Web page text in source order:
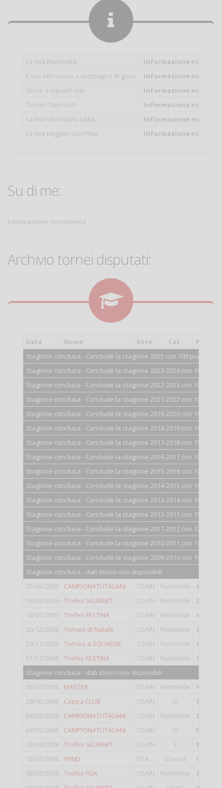
La mia Racchetta:
Informazione non
Il mio Allenatore o compagno di gioco:
Informazione non
Gioco a squash dal:
Informazione non
Tornei/Titoli vinti:
Informazione non
La mia vittoria più bella:
Informazione non
La mia peggior sconfitta:
Informazione non
Su di me:
Informazione non inserita
Archivio tornei disputati:
Data Nome Ente Cat.
Stagione conclusa - Conclude la stagione 2025 con 100 punti.
Stagione conclusa - Conclude la stagione 2023-2024 con 100 punti.
Stagione conclusa - Conclude la stagione 2022-2023 con 100 punti.
Stagione conclusa - Conclude la stagione 2021-2022 con 100 punti.
Stagione conclusa - Conclude la stagione 2019-2020 con 100 punti.
Stagione conclusa - Conclude la stagione 2018-2019 con 100 punti.
Stagione conclusa - Conclude la stagione 2017-2018 con 100 punti.
Stagione conclusa - Conclude la stagione 2016-2017 con 100 punti.
Stagione conclusa - Conclude la stagione 2015-2016 con 100 punti.
Stagione conclusa - Conclude la stagione 2014-2015 con 101 punti.
Stagione conclusa - Conclude la stagione 2013-2014 con 103 punti.
Stagione conclusa - Conclude la stagione 2012-2013 con 108 punti.
Stagione conclusa - Conclude la stagione 2011-2012 con 124 punti.
Stagione conclusa - Conclude la stagione 2010-2011 con 147 punti.
Stagione conclusa - Conclude la stagione 2009-2010 con 194 punti.
Stagione conclusa - dati storici non disponibili
25/04/2009
CAMPIONATI ITALIANI CSAIN Femminile 4°
14/03/2009
Trofeo SELMART CSAIN Femminile 3°
18/01/2009
Trofeo FESTINA CSAIN Femminile 4°
20/12/2008
Torneo di Natale CSAIN Femminile 2°
29/11/2008
Torneo a SQUADRE CSAIN Femminile 1°
01/11/2008
Trofeo FESTINA CSAIN Femminile 7°
Stagione conclusa - dati storici non disponibili
06/07/2008
MASTER CSAIN Femminile 4°
28/06/2008
Coppa CLUB CSAIN IV 5°
04/05/2008
CAMPIONATI ITALIANI CSAIN Femminile 3°
04/05/2008
CAMPIONATI ITALIANI CSAIN IV 63°
12/04/2008
Trofeo SELMART CSAIN II 18°
16/03/2008
WIND PSA Closed 19°
08/03/2008
Trofeo FOX CSAIN Femminile 3°